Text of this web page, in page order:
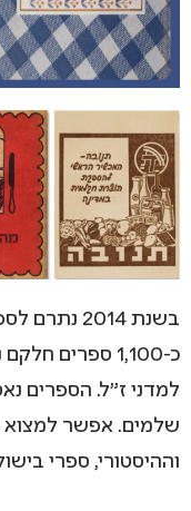
בשנת 2014
כ-1,100 ספרים
למדני ז"ל. הספרים
שלמים. אפשר למצוא
וההיסטורי, ספרי